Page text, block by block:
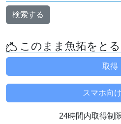
検索する
このまま魚拓をとる
24時間内取得制